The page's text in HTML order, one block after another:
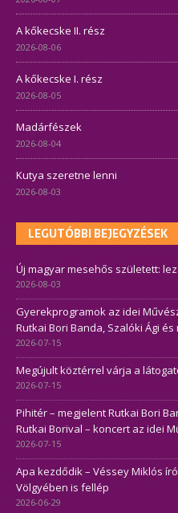
A kőkecske II. rész
2026-08-06
A kőkecske I. rész
2026-08-05
Madárfészek
2026-08-04
Kutya szeretne lenni
2026-08-03
LEGUTÓBBI BEJEGYZÉSEK
Új magyar mesehős született:
2026-08-03
Gyerekprogramok az idei
Rutkai Bori Banda, Szalóki Ági
2026-07-15
Megújult köztérrel várja a
2026-07-15
Pihitér – megjelent Rutkai Bori
Rutkai Borival – koncert az idei
2026-07-15
Apa kezdődik – Véssey Miklós
Völgyében is fellép
2026-06-29